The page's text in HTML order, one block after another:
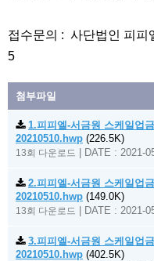
접수문의 : 사단법인 피
5
첨부파일
1.피피엘-서금원 스케일업
20210510.hwp (226.5K)
13회 다운로드 DATE : 2021-
2.피피엘-서금원 스케일업
20210510.hwp (149.0K)
13회 다운로드 DATE : 2021-
3.피피엘-서금원 스케일업
20210510.hwp (402.5K)